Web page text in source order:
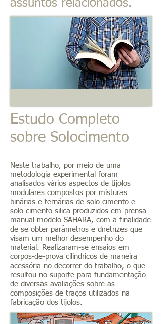
assuntos relacionados.
Estudo Completo
sobre Solocimento
Neste trabalho, por meio de uma
metodologia experimental foram
analisados vários aspectos de tijolos
modulares compostos por misturas
binárias e ternárias de solo-cimento e
solo-cimento-silica produzidos em prensa
manual modelo SAHARA, com a finalidade
de se obter parâmetros e diretrizes que
visam um melhor desempenho do
material. Realizaram-se ensaios em
corpos-de-prova cilíndricos de maneira
acessória no decorrer do trabalho, o que
resultou no suporte para fundamentação
de diversas avaliações sobre as
composições de traços utilizados na
fabricação dos tijolos.